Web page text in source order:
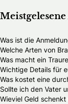
Was ist die
Welche Arten von
Was macht ein
Wichtige Details für
Was kostet eine
Sollte ich den Vater
Wieviel Geld